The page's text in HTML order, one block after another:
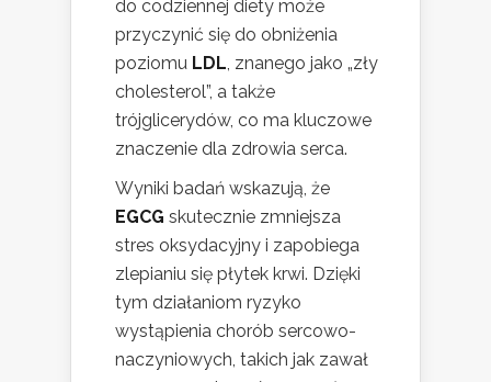
do codziennej diety może
przyczynić się do obniżenia
poziomu LDL, znanego jako „zły
cholesterol”, a także
trójglicerydów, co ma kluczowe
znaczenie dla zdrowia serca.
Wyniki badań wskazują, że
EGCG skutecznie zmniejsza
stres oksydacyjny i zapobiega
zlepianiu się płytek krwi. Dzięki
tym działaniom ryzyko
wystąpienia chorób sercowo-
naczyniowych, takich jak zawał